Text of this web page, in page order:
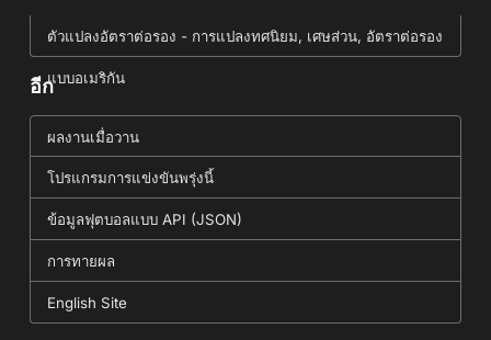
ตัวแปลงอัตราต่อรอง - การแปลงทศนิยม, เศษส่วน, อัตราต่อรอง
แบบอเมริกัน
อีก
ผลงานเมื่อวาน
โปรแกรมการแข่งขันพรุ่งนี้
ข้อมูลฟุตบอลแบบ API (JSON)
การทายผล
English Site